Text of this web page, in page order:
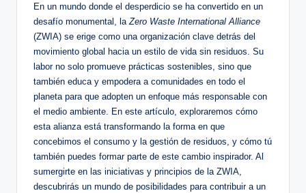
En un mundo donde el desperdicio se ha convertido en un
desafío monumental, laZero Waste International Alliance
(ZWIA) se erige como una organización clave detrás del
movimiento global hacia un estilo de vida sin residuos. Su
labor no solo promueve prácticas sostenibles, sino que
también educa y empodera a comunidades en todo el
planeta para que adopten un enfoque más responsable con
el medio ambiente. En este artículo, exploraremos cómo
esta alianza está transformando la forma en que
concebimos el consumo y la gestión de residuos, y cómo tú
también puedes formar parte de este cambio inspirador. Al
sumergirte en las iniciativas y principios de la ZWIA,
descubrirás un mundo de posibilidades para contribuir a un